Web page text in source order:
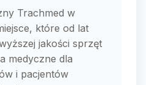
Trachmed w
które od lat
jakości sprzęt
medyczne dla
i pacjentów